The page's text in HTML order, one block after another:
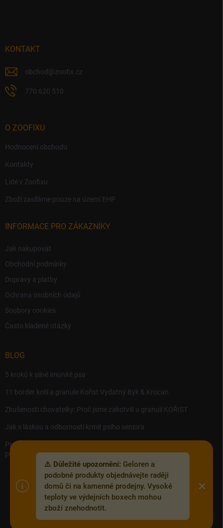
⚠️ Důležité upozornění: Geloren a
podobné produkty objednávejte raději
domů či na kamenné prodejny. Vysoké
teploty ve výdejních boxech mohou
zboží znehodnotit.
KONTAKT
obchod @zoofix.cz
770 620 510
O ZOOFIXU
Hodnocení obchodu
Kontakty
Lidé v Zoofixu
Zboží zasíláme pouze na území EHP
INFORMACE PRO ZÁKAZNÍKY
Jak nakupovat
Obchodní podmínky
Dopravy a platby
Ochrana osobních údajů
Soubory cookies
Často kladené otázky
BLOG
5 kroků k silné imunitě psa
11 border kolií a granule Kořist Vydatný Býk & Krocan
Zkušenosti chovatelky: Proč jsme zakotvili u granulí KOŘIST
Jak s láskou a odborností krmit psího seniora
Precision MICROBES – Koktejl tělu prospěšných živých bakterií,
probiotik a postbiotik.
Copyright 2026 Zoofix.cz. Všechna práva vyhrazena.
cookies